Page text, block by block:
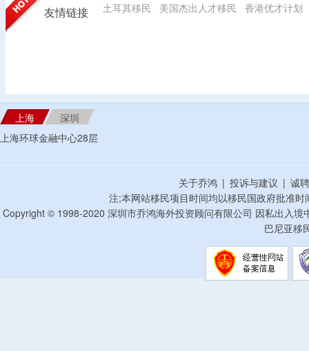
友情链接 土耳其移民 美国杰出人才移民 香港优才计划
上海
深圳
上海环球金融中心28层
关于乔鸿 | 投诉与建议 | 诚
注;本网站移民项目时间均以移民国政府批准
Copyright © 1998-2020 深圳市乔鸿海外投资顾问有限公司 因私出入
巴尼亚移